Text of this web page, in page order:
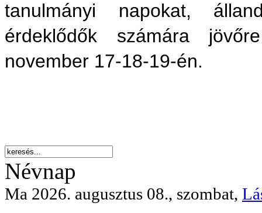
tanulmányi napokat,
érdeklődők számára
november 17-18-19-én.
Névnap
Ma 2026. augusztus 08., szombat,